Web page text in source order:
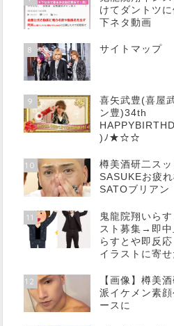
けてダントツ
下ネタ動画
8 サイトマップ
9
喜矢武豊(喜屋
ン豊)34th
)ﾉ★☆☆
10
樽美酒研二ス
SASUKEお疲れ
SATOブリアン
11
鬼龍院翔いら
スト募集→即
らすとや即反
イラストに寄
12
【画像】樽美
派イケメン素顔
ースに